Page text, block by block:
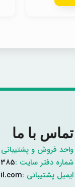
تماس با ما
واحد فروش و
شماره دفتر سایت :
ایمیل پشتیبانی :